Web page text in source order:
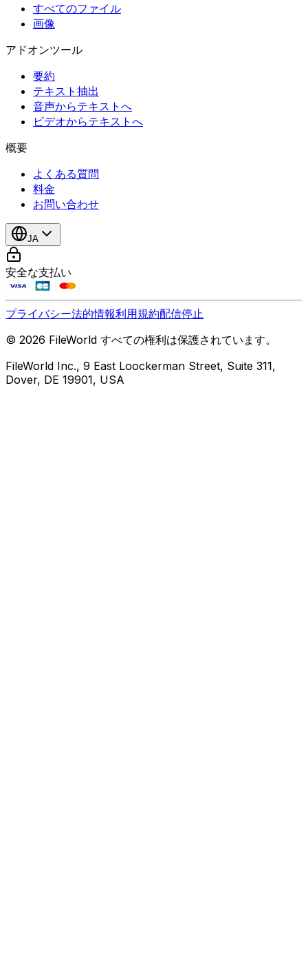
すべてのファイル
画像
アドオンツール
要約
テキスト抽出
音声からテキストへ
ビデオからテキストへ
概要
よくある質問
料金
お問い合わせ
JA
安全な支払い
プライバシー法的情報利用規約配信停止
© 2026 FileWorld すべての権利は保護されています。
FileWorld Inc., 9 East Loockerman Street, Suite 311,
Dover, DE 19901, USA